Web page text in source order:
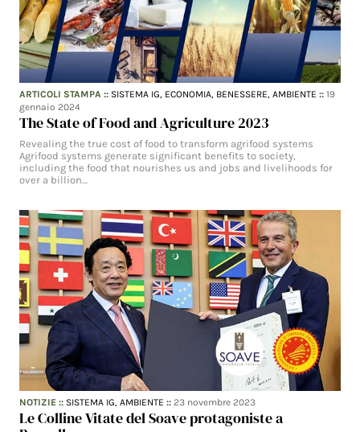
ARTICOLI STAMPA :: SISTEMA IG, ECONOMIA, BENESSERE,AMBIENTE ::19
gennaio 2024
The State of Food and Agriculture 2023
Revealing the true cost of food to transform agrifood systems
Agrifood systems generate significant benefits to society,
including the food that nourishes us and jobs and livelihoods for
over a billion…
NOTIZIE :: SISTEMA IG,AMBIENTE ::23 novembre 2023
Le Colline Vitate del Soave protagoniste a